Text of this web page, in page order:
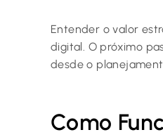
Entender o valor
digital. O próximo
desde o
Como